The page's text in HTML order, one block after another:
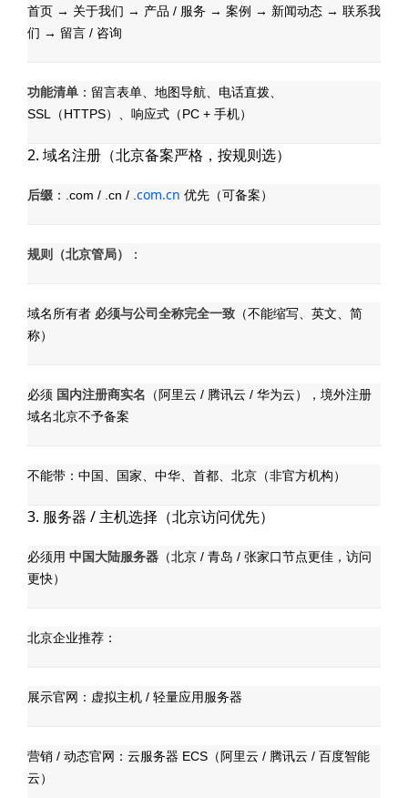
首页 → 关于我们 → 产品 / 服务 → 案例 → 新闻动态 → 联系我
们 → 留言 / 咨询
功能清单 ：留言表单、地图导航、电话直拨、
SSL（HTTPS）、响应式（PC + 手机）
2. 域名注册（北京备案严格，按规则选）
后缀 ：.com / .cn / . com.cn 优先（可备案）
规则（北京管局） ：
域名所有者 必须与公司全称完全一致 （不能缩写、英文、简
称）
必须 国内注册商实名 （阿里云 / 腾讯云 / 华为云），境外注册
域名北京不予备案
不能带：中国、国家、中华、首都、北京（非官方机构）
3. 服务器 / 主机选择（北京访问优先）
必须用 中国大陆服务器 （北京 / 青岛 / 张家口节点更佳，访问
更快）
北京企业推荐：
展示官网：虚拟主机 / 轻量应用服务器
营销 / 动态官网：云服务器 ECS（阿里云 / 腾讯云 / 百度智能
云）